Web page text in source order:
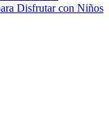
Disfrutar con Niños